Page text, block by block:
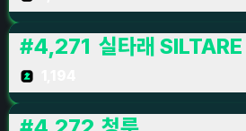
#4,271 실타래 SILTARE